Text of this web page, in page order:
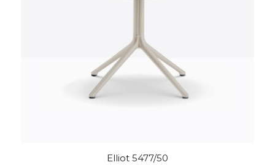
Elliot 5477/50